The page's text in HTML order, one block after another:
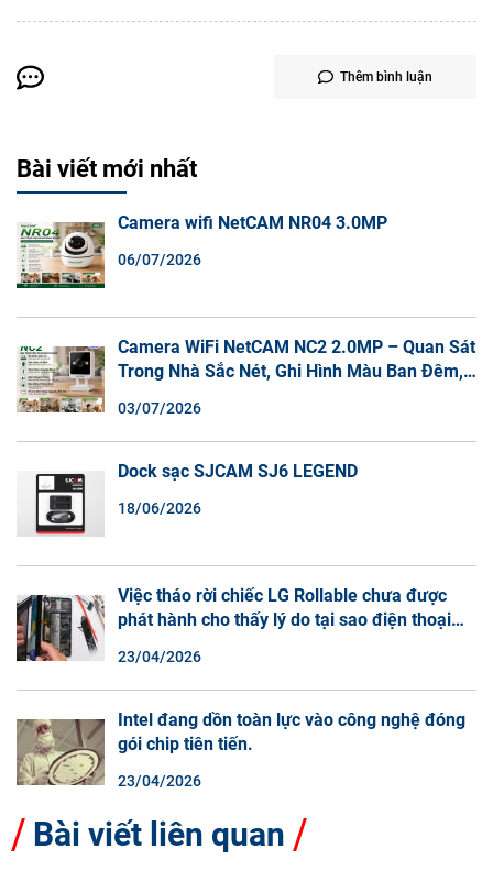
Thêm bình luận
Bài viết mới nhất
Camera wifi NetCAM NR04 3.0MP
06/07/2026
Camera WiFi NetCAM NC2 2.0MP – Quan Sát
Trong Nhà Sắc Nét, Ghi Hình Màu Ban Đêm,
03/07/2026
Dock sạc SJCAM SJ6 LEGEND
18/06/2026
Việc tháo rời chiếc LG Rollable chưa được
phát hành cho thấy lý do tại sao điện thoại
23/04/2026
Intel đang dồn toàn lực vào công nghệ đóng
gói chip tiên tiến.
23/04/2026
Bài viết liên quan